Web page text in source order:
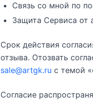
Связь со мной по
Защита Сервиса от
Срок действия
отзыва. Отозвать
sale@artgk.ru с темой
Согласие